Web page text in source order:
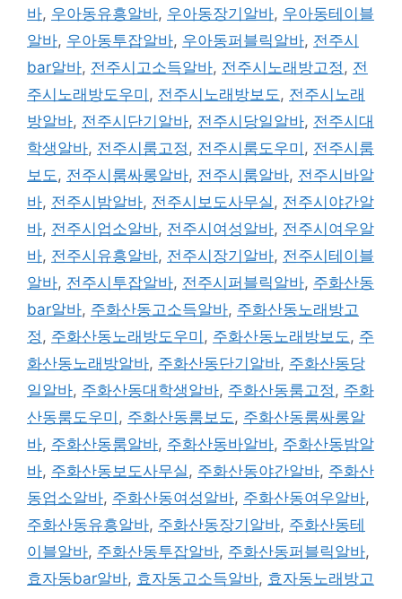
바, 우아동유흥알바, 우아동장기알바, 우아동테이블
알바, 우아동투잡알바, 우아동퍼블릭알바, 전주시
bar알바, 전주시고소득알바, 전주시노래방고정 , 전
주시노래방도우미 , 전주시노래방보도 , 전주시노래
방알바, 전주시단기알바, 전주시당일알바, 전주시대
학생알바, 전주시룸고정 , 전주시룸도우미 , 전주시룸
보도 , 전주시룸싸롱알바, 전주시룸알바, 전주시바알
바, 전주시밤알바, 전주시보도사무실 , 전주시야간알
바, 전주시업소알바, 전주시여성알바, 전주시여우알
바, 전주시유흥알바, 전주시장기알바, 전주시테이블
알바, 전주시투잡알바, 전주시퍼블릭알바, 주화산동
bar알바, 주화산동고소득알바, 주화산동노래방고
정 , 주화산동노래방도우미 , 주화산동노래방보도 , 주
화산동노래방알바, 주화산동단기알바, 주화산동당
일알바, 주화산동대학생알바, 주화산동룸고정 , 주화
산동룸도우미 , 주화산동룸보도 , 주화산동룸싸롱알
바, 주화산동룸알바, 주화산동바알바, 주화산동밤알
바, 주화산동보도사무실 , 주화산동야간알바, 주화산
동업소알바, 주화산동여성알바, 주화산동여우알바,
주화산동유흥알바, 주화산동장기알바, 주화산동테
이블알바, 주화산동투잡알바, 주화산동퍼블릭알바,
효자동bar알바, 효자동고소득알바, 효자동노래방고